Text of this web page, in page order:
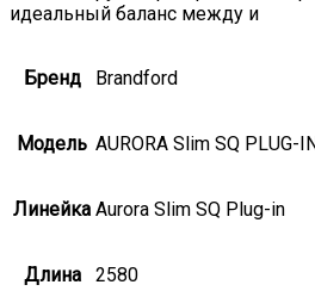
идеальный баланс между и
Бренд Brandford
Модель AURORA Slim SQ
Линейка Aurora Slim SQ Plug-in
Длина 2580